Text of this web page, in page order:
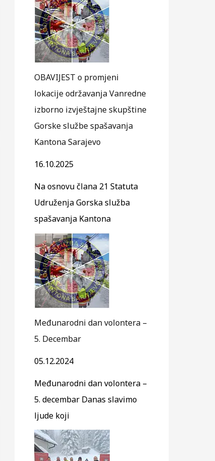
OBAVIJEST o promjeni
lokacije održavanja Vanredne
izborno izvještajne skupštine
Gorske službe spašavanja
Kantona Sarajevo
16.10.2025
Na osnovu člana 21 Statuta
Udruženja Gorska služba
spašavanja Kantona
Međunarodni dan volontera –
5. Decembar
05.12.2024
Međunarodni dan volontera –
5. decembar Danas slavimo
ljude koji